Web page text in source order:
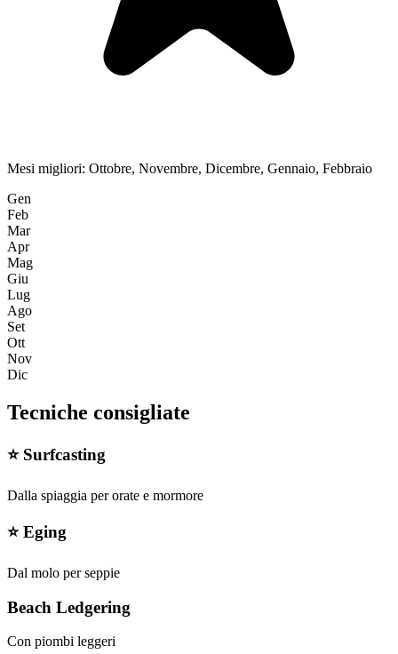
Mesi migliori: Ottobre, Novembre, Dicembre, Gennaio, Febbraio
Gen
Feb
Mar
Apr
Mag
Giu
Lug
Ago
Set
Ott
Nov
Dic
Tecniche consigliate
⭐ Surfcasting
Dalla spiaggia per orate e mormore
⭐Eging
Dal molo per seppie
Beach Ledgering
Con piombi leggeri